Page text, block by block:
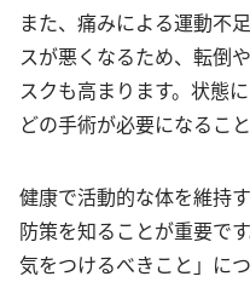
また、痛みによる運動不
スが悪くなるため、転倒
スクも高まります。状態
どの手術が必要になること
健康で活動的な体を維持
防策を知ることが重要で
気をつけるべきこと」に